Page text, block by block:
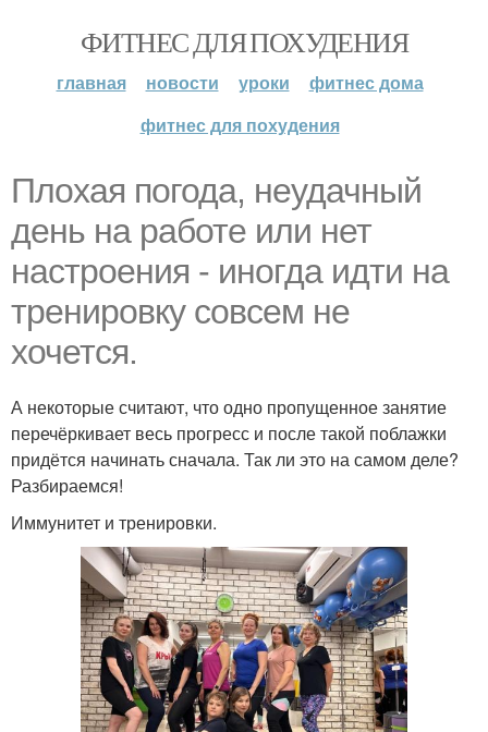
ФИТНЕС ДЛЯ ПОХУДЕНИЯ
главная новости уроки
фитнес дома
фитнес для похудения
Плохая погода, неудачный
день на работе или нет
настроения - иногда идти на
тренировку совсем не
хочется.
А некоторые считают, что одно пропущенное занятие
перечёркивает весь прогресс и после такой поблажки
придётся начинать сначала. Так ли это на самом деле?
Разбираемся!
Иммунитет и тренировки.